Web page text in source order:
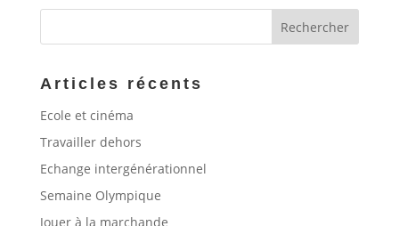
Articles récents
Ecole et cinéma
Travailler dehors
Echange intergénérationnel
Semaine Olympique
Jouer à la marchande